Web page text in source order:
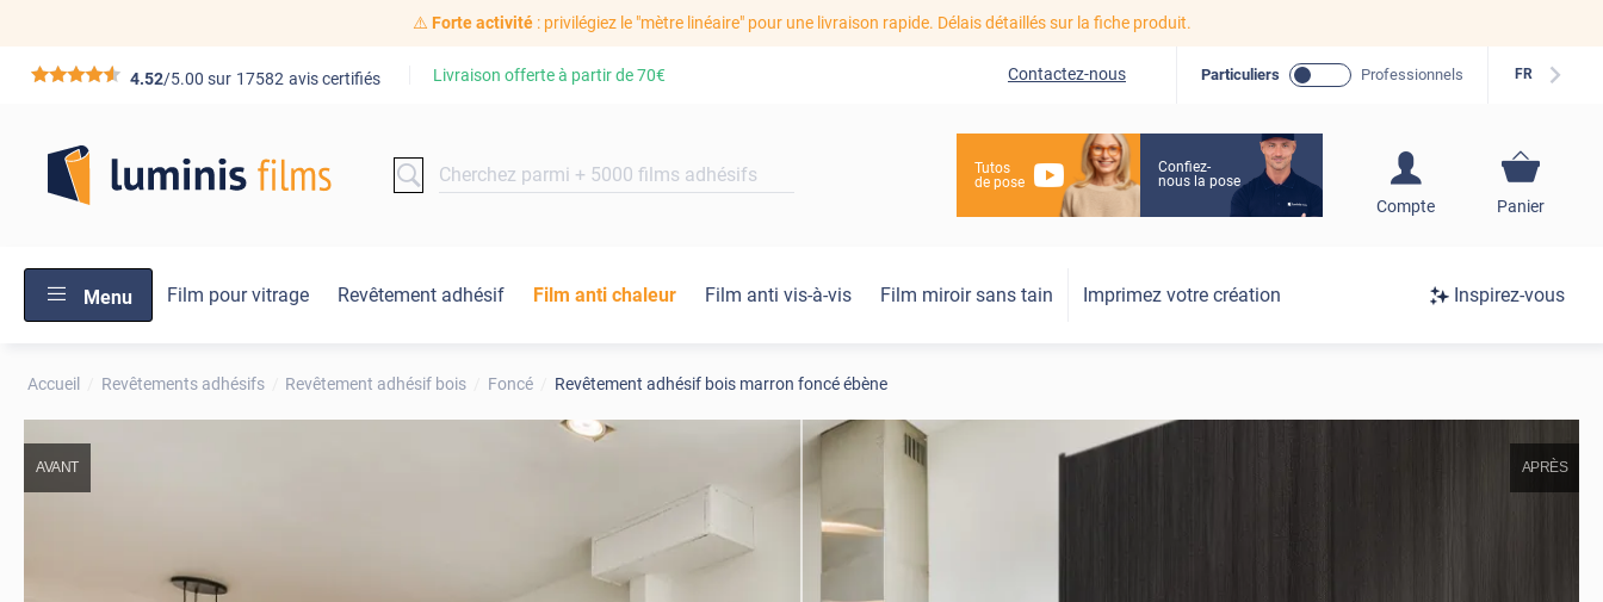
⚠️ Forte activité: privilégiez le "mètre linéaire" pour une livraison rapide. Délais détaillés sur la fiche produit.
*****4.52/5.00 sur 17582 avis certifiés Livraison offerte à partir de70€ Contactez-nous Particuliers Professionnels FR
Tutos
de pose
Confiez-
nous la pose
Compte
S'inscrire / Se
Panier
Menu Film pour vitrage Revêtement adhésif Film anti chaleur Film anti vis-à-vis Film miroir sans tain Imprimez votre création Inspirez-vous
Accueil Revêtements adhésifs Revêtement adhésif bois Foncé Revêtement adhésif bois marron foncé ébène
AVANT APRÈS